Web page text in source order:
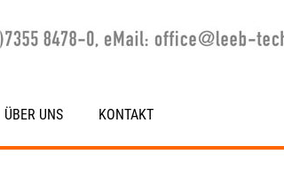
ÜBER UNS KONTAKT